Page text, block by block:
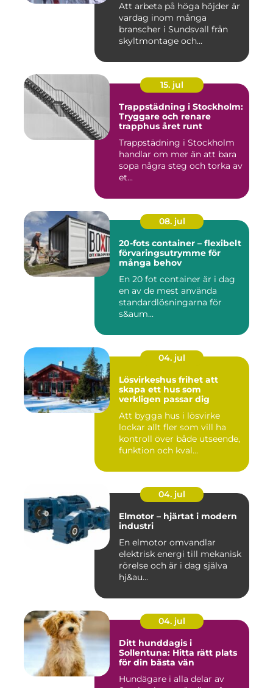
Att arbeta på höga höjder är
vardag inom många
branscher i Sundsvall från
skyltmontage och
15. jul
Trappstädning i Stockholm:
Tryggare och renare
trapphus året runt
Trappstädning i Stockholm
handlar om mer än att bara
sopa några steg och torka av
et...
08. jul
20-fots container – flexibelt
förvaringsutrymme för
många behov
En 20 fot container är i dag
en av de mest använda
standardlösningarna för
s&aum...
04. jul
Lösvirkeshus frihet att
skapa ett hus som
verkligen passar dig
Att bygga hus i lösvirke
lockar allt fler som vill ha
kontroll över både utseende,
funktion och kval...
04. jul
Elmotor – hjärtat i modern
industri
En elmotor omvandlar
elektrisk energi till mekanisk
rörelse och är i dag själva
hj&au...
04. jul
Ditt hunddagis i
Sollentuna: Hitta rätt plats
för din bästa vän
Hundägare i alla delar av